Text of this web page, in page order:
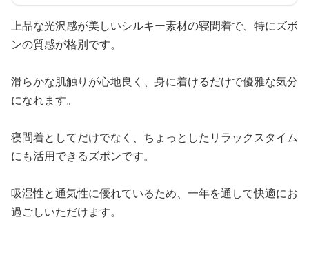
上品な光沢感が美しいシルキー素材の寝間着で、特にズボ
ンの質感が格別です。
滑らかな肌触りが心地良く、身に着けるだけで優雅な気分
になれます。
寝間着としてだけでなく、ちょっとしたリラックスタイム
にも活用できるズボンです。
吸湿性と通気性に優れているため、一年を通して快適にお
過ごしいただけます。